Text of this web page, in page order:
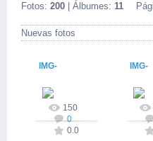
Fotos: 200 | Álbumes: 11
Nuevas fotos
IMG-
20150305-
WA0018
cortijolalima
150
0
0.0
IMG-